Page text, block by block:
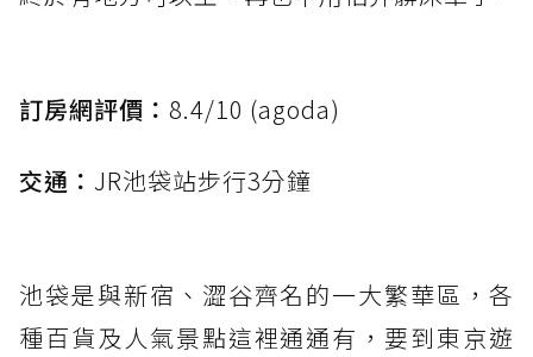
訂房網評價： 8.4/10 (agoda)
交通： JR池袋站步行3分鐘
池袋是與新宿、澀谷齊名的一大繁華區，各
種百貨及人氣景點這裡通通有，要到東京遊